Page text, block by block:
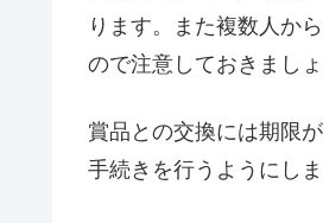
ります。また複数人か
ので注意しておきましょ
賞品との交換には期限
手続きを行うようにしま